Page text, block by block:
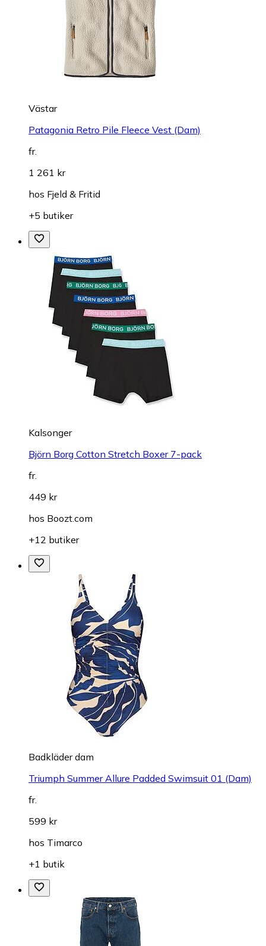
Västar
Patagonia Retro Pile Fleece Vest (Dam)
fr.
1 261 kr
hos Fjeld & Fritid
+5 butiker
Kalsonger
Björn Borg Cotton Stretch Boxer 7-pack
fr.
449 kr
hos Boozt.com
+12 butiker
Badkläder dam
Triumph Summer Allure Padded Swimsuit 01 (Dam)
fr.
599 kr
hos Timarco
+1 butik